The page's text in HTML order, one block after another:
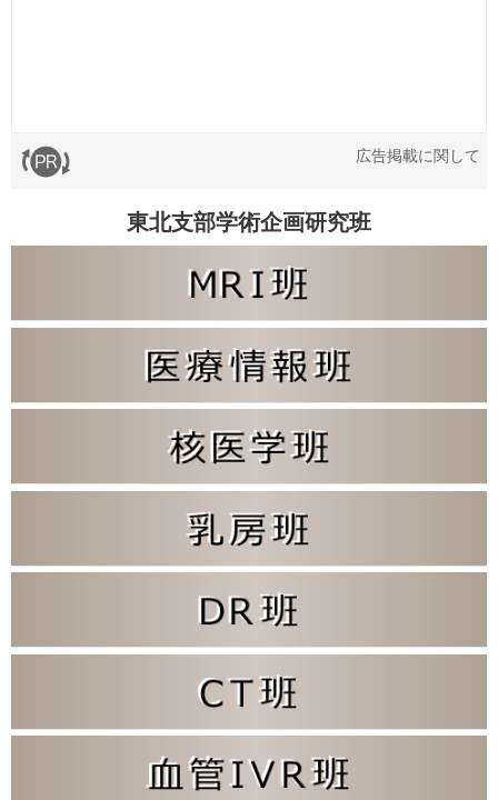
広告掲載に関して
東北支部学術企画研究班